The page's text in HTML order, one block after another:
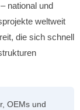
national und
weltweit
die sich schnell
OEMs und